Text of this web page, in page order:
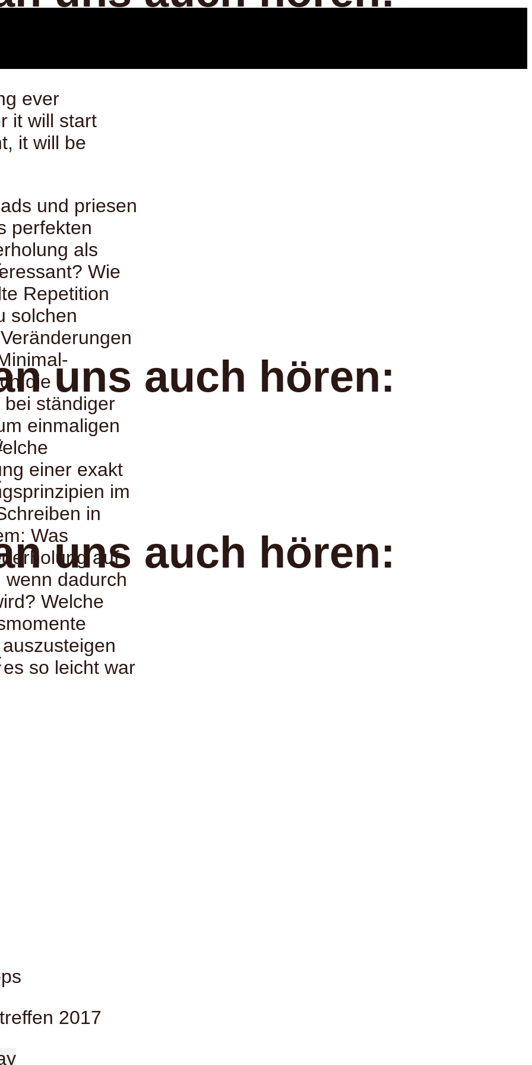
uns auch hören:
uns auch hören:
ever
it will start
it will be
und priesen
perfekten
als
Wie
Repetition
solchen
die
ständiger
einmaligen
einer exakt
im
in
Was
auf
dadurch
Welche
so leicht war
2017